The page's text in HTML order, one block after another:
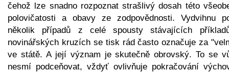
čehož lze snadno rozpoznat strašlivý dosah této
polovičatosti a obavy ze zodpovědnosti. Vydvihnu
několik případů z celé spousty stávajících
novinářských kruzích se tisk rád často označuje za
ve státě. A její význam je skutečně obrovský. To se
nesmí podceňovat, vždyť ovlivňuje pokračování